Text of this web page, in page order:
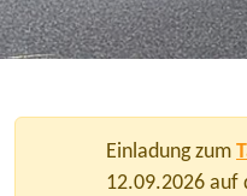
Einladung zum
12.09.2026 auf